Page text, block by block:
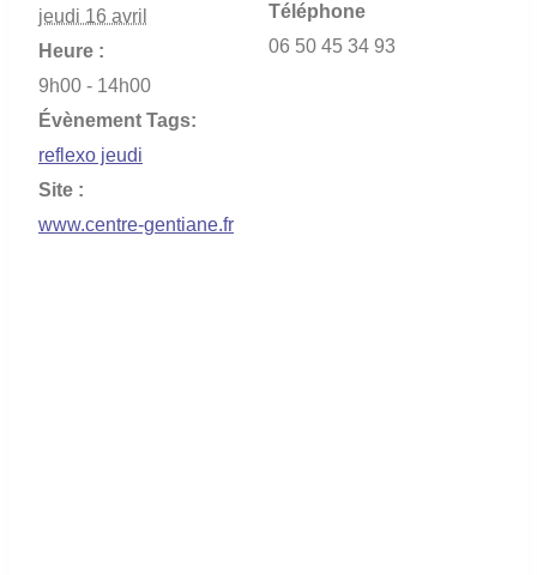
jeudi 16 avril
Heure :
9h00 - 14h00
Évènement Tags:
reflexo jeudi
Site :
www.centre-gentiane.fr
Téléphone
06 50 45 34 93